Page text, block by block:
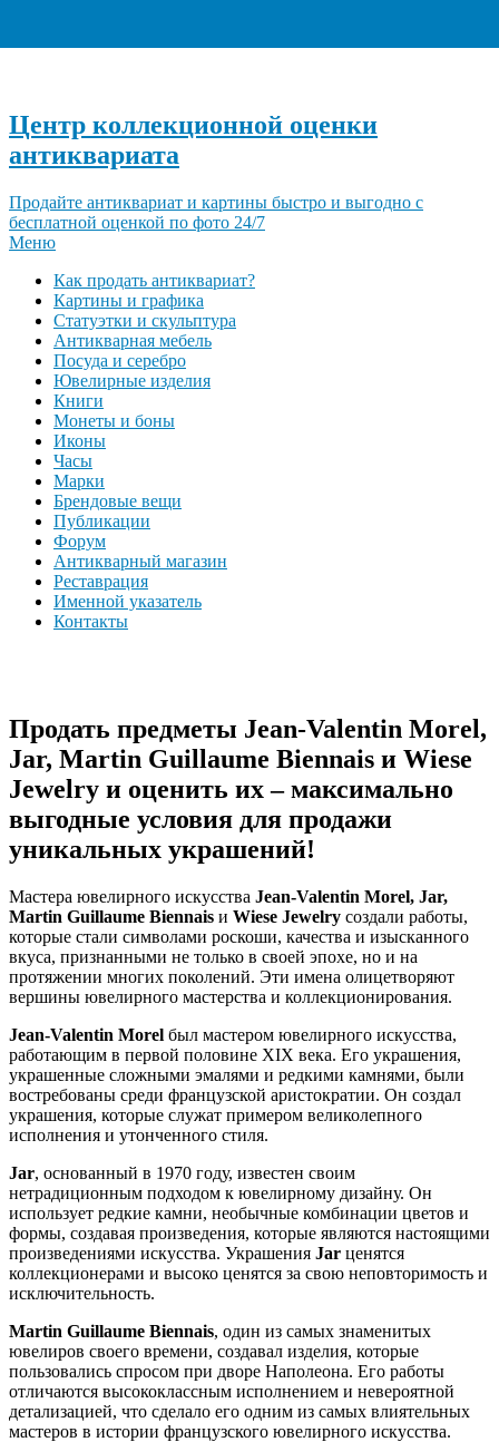
Центр коллекционной оценки
антиквариата
Продайте антиквариат и картины быстро и выгодно с
бесплатной оценкой по фото 24/7
Меню
Как продать антиквариат?
Картины и графика
Статуэтки и скульптура
Антикварная мебель
Посуда и серебро
Ювелирные изделия
Книги
Монеты и боны
Иконы
Часы
Марки
Брендовые вещи
Публикации
Форум
Антикварный магазин
Реставрация
Именной указатель
Контакты
Продать предметы Jean-Valentin Morel,
Jar, Martin Guillaume Biennais и Wiese
Jewelry и оценить их – максимально
выгодные условия для продажи
уникальных украшений!
Мастера ювелирного искусства Jean-Valentin Morel, Jar,
Martin Guillaume Biennais и Wiese Jewelry создали работы,
которые стали символами роскоши, качества и изысканного
вкуса, признанными не только в своей эпохе, но и на
протяжении многих поколений. Эти имена олицетворяют
вершины ювелирного мастерства и коллекционирования.
Jean-Valentin Morel был мастером ювелирного искусства,
работающим в первой половине XIX века. Его украшения,
украшенные сложными эмалями и редкими камнями, были
востребованы среди французской аристократии. Он создал
украшения, которые служат примером великолепного
исполнения и утонченного стиля.
Jar, основанный в 1970 году, известен своим
нетрадиционным подходом к ювелирному дизайну. Он
использует редкие камни, необычные комбинации цветов и
формы, создавая произведения, которые являются настоящими
произведениями искусства. Украшения Jar ценятся
коллекционерами и высоко ценятся за свою неповторимость и
исключительность.
Martin Guillaume Biennais, один из самых знаменитых
ювелиров своего времени, создавал изделия, которые
пользовались спросом при дворе Наполеона. Его работы
отличаются высококлассным исполнением и невероятной
детализацией, что сделало его одним из самых влиятельных
мастеров в истории французского ювелирного искусства.